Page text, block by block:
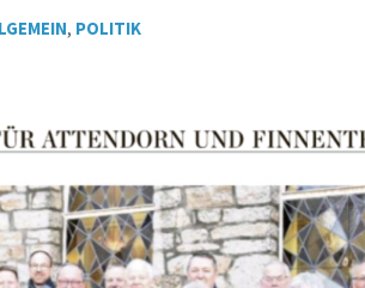
, POLITIK